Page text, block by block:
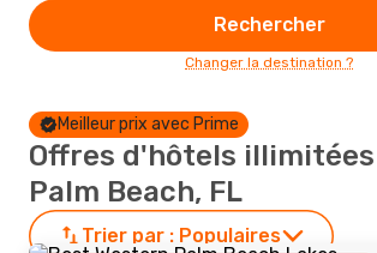
Rechercher
Changer la destination ?
Meilleur prix avec Prime
Offres d'hôtels illimitées
Palm Beach, FL
Trier par : Populaires